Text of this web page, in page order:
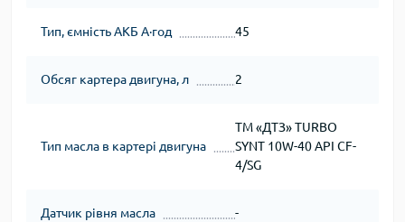
Тип, ємність АКБ А∙год 45
Обсяг картера двигуна, л 2
Тип масла в картері двигуна
ТМ «ДТЗ» TURBO
SYNT 10W-40 API CF-
4/SG
Датчик рівня масла -